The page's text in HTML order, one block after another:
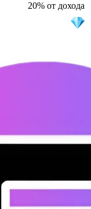
20% от дохода